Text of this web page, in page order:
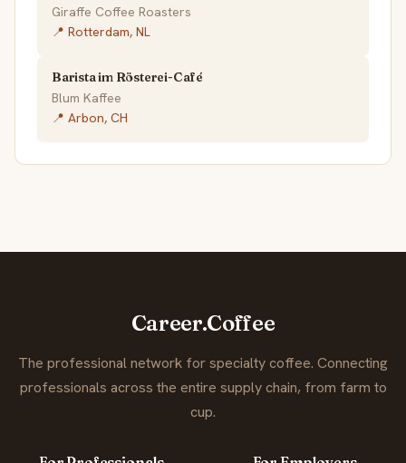
Giraffe Coffee Roasters
📍 Rotterdam, NL
Barista im Rösterei-Café
Blum Kaffee
📍 Arbon, CH
Career.Coffee
The professional network for specialty coffee. Connecting
professionals across the entire supply chain, from farm to
cup.